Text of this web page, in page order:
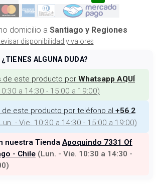
domicilio a Santiago y Regiones
disponibilidad y valores
¿TIENES ALGUNA DUDA?
de este producto por Whatsapp AQUÍ
a 14:30 - 15:00 a 19:00)
de este producto por teléfono al +56 2
Lun. - Vie. 10:30 a 14:30 - 15:00 a 19:00)
nuestra Tienda Apoquindo 7331 Of
- Chile (Lun. - Vie. 10:30 a 14:30 -
)